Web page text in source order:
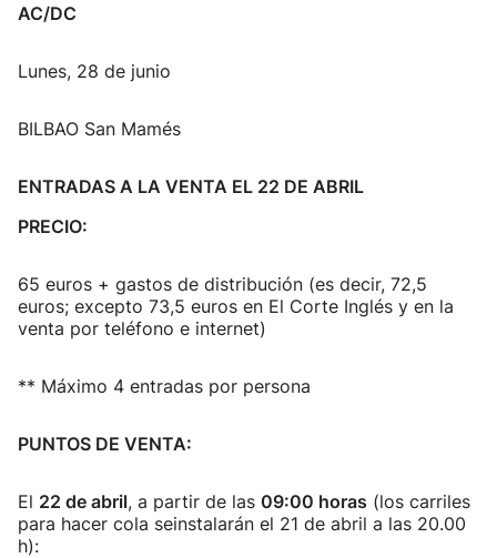
AC/DC
Lunes, 28 de junio
BILBAO San Mamés
ENTRADAS A LA VENTA EL 22 DE ABRIL
PRECIO:
65 euros + gastos de distribución (es decir, 72,5
euros; excepto 73,5 euros en El Corte Inglés y en la
venta por teléfono e internet)
** Máximo 4 entradas por persona
PUNTOS DE VENTA:
El 22 de abril, a partir de las 09:00 horas (los carriles
para hacer cola seinstalarán el 21 de abril a las 20.00
h):